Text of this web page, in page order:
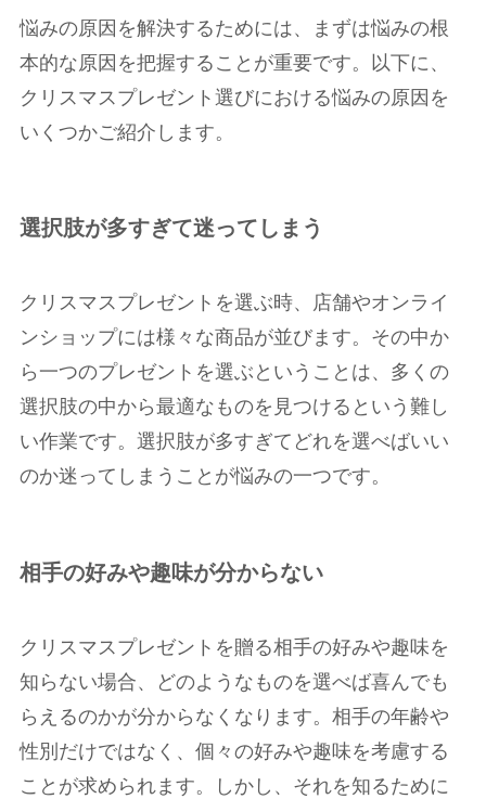
悩みの原因を解決するためには、まずは悩みの根
本的な原因を把握することが重要です。以下に、
クリスマスプレゼント選びにおける悩みの原因を
いくつかご紹介します。
選択肢が多すぎて迷ってしまう
クリスマスプレゼントを選ぶ時、店舗やオンライ
ンショップには様々な商品が並びます。その中か
ら一つのプレゼントを選ぶということは、多くの
選択肢の中から最適なものを見つけるという難し
い作業です。選択肢が多すぎてどれを選べばいい
のか迷ってしまうことが悩みの一つです。
相手の好みや趣味が分からない
クリスマスプレゼントを贈る相手の好みや趣味を
知らない場合、どのようなものを選べば喜んでも
らえるのかが分からなくなります。相手の年齢や
性別だけではなく、個々の好みや趣味を考慮する
ことが求められます。しかし、それを知るために